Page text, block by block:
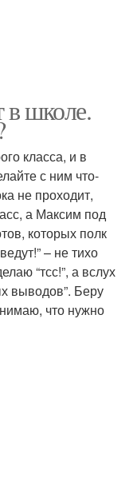
в школе.
класса, и в
с ним что-
не проходит,
а Максим под
которых полк
– не тихо
“тсс!”, а вслух
выводов”. Беру
что нужно